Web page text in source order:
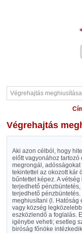
Végrehajtás
Aki azon célból, hogy
előtt vagyonához tartozó
megrongál,
tekintettel az okozott kár
bűntettet képez. A
terjedhető
terjedhető
meghiusítani (l. Hatóság
vagy község
eszközlendő a foglalás.
igénybe veheti; esetleg
biróság főnöke